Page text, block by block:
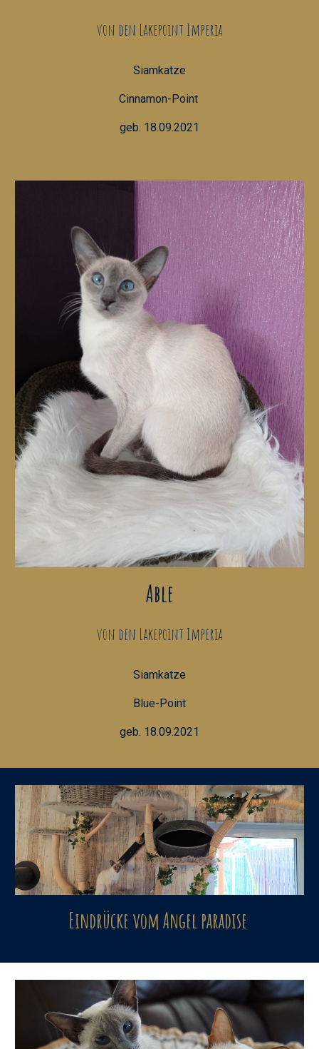
von den Lakepoint Imperia
Siamkatze
Cinnamon-Point
geb. 18.09.2021
Able
von den Lakepoint Imperia
Siamkatze
Blue-Point
geb. 18.09.2021
Eindrücke vom Angel paradise